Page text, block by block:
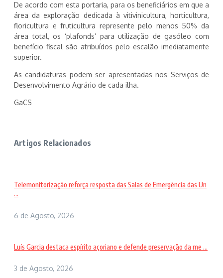
De acordo com esta portaria, para os beneficiários em que a
área da exploração dedicada à vitivinicultura, horticultura,
floricultura e fruticultura represente pelo menos 50% da
área total, os ‘plafonds’ para utilização de gasóleo com
benefício fiscal são atribuídos pelo escalão imediatamente
superior.
As candidaturas podem ser apresentadas nos Serviços de
Desenvolvimento Agrário de cada ilha.
GaCS
Artigos Relacionados
Telemonitorização reforça resposta das Salas de Emergência das Un
...
6 de Agosto, 2026
Luís Garcia destaca espírito açoriano e defende preservação da me ...
3 de Agosto, 2026